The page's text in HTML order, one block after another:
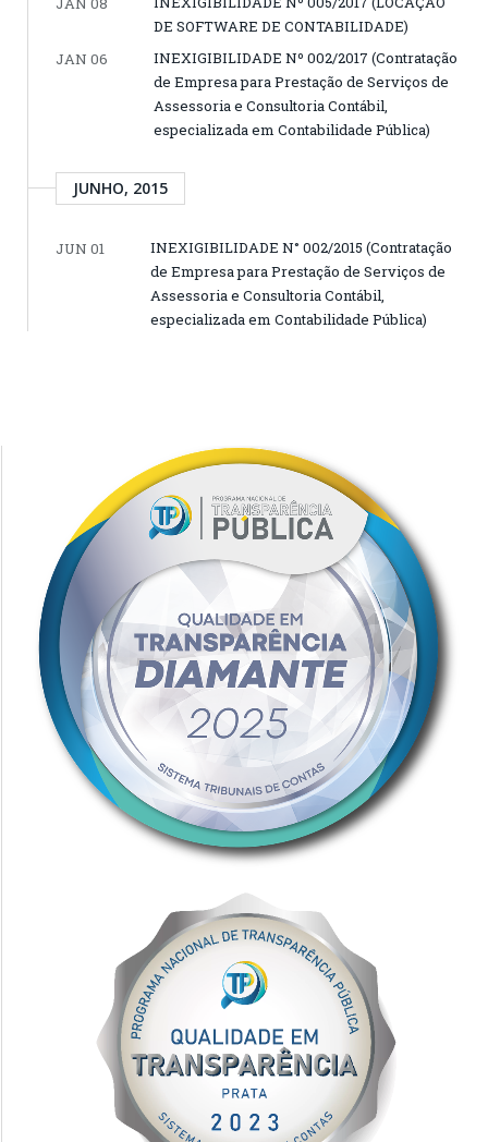
DE SOFTWARE DE CONTABILIDADE)
JAN 06
INEXIGIBILIDADE Nº 002/2017 (Contratação
de Empresa para Prestação de Serviços de
Assessoria e Consultoria Contábil,
especializada em Contabilidade Pública)
JUNHO, 2015
JUN 01
INEXIGIBILIDADE N° 002/2015 (Contratação
de Empresa para Prestação de Serviços de
Assessoria e Consultoria Contábil,
especializada em Contabilidade Pública)